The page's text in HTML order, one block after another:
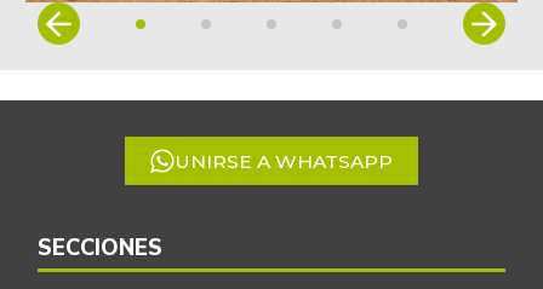
Item
5
UNIRSE A WHATSAPP
SECCIONES